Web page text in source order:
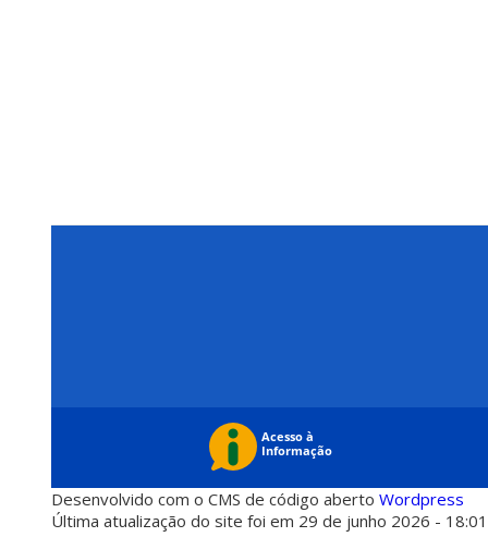
Desenvolvido com o CMS de código aberto Wordpress
Última atualização do site foi em 29 de junho 2026 -